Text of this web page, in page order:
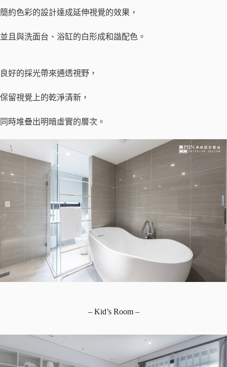
簡約色彩的設計達成延伸視覺的效果，
​並且與洗面台、浴缸的白形成和諧配色。
良好的採光帶來通透視野，
保留視覺上的乾淨清新，
同時堆疊出明暗虛實的層次。
– Kid’s Room –